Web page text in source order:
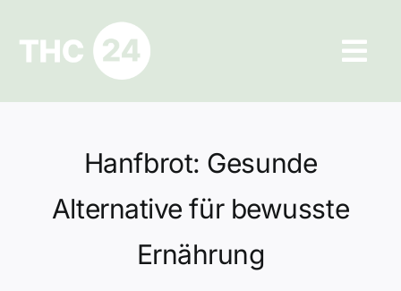
springen
Ratgeber
Hilfe und Kontakt
Datenschutz
Hanfbrot: Gesunde
Alternative für bewusste
Ernährung